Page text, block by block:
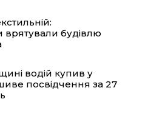
врятували будівлю
водій купив у
посвідчення за 27